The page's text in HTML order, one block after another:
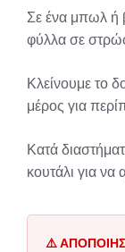
Σε ένα μπωλ ή
φύλλα σε
Κλείνουμε το
μέρος για
Κατά
κουτάλι για να
⚠️